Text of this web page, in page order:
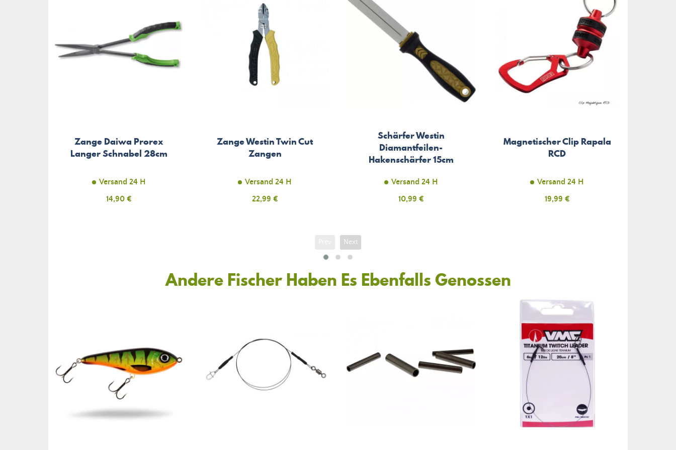
Zange Daiwa Prorex
Langer Schnabel 28cm
Versand 24 H
Preis
14,90 €
Zange Westin Twin Cut
Zangen
Versand 24 H
Preis
22,99 €
Schärfer Westin
Diamantfeilen-
Hakenschärfer 15cm
Versand 24 H
Preis
10,99 €
Magnetischer Clip Rapala
RCD
Versand 24 H
Preis
19,99 €
Next
Andere Fischer Haben Es Ebenfalls Genossen